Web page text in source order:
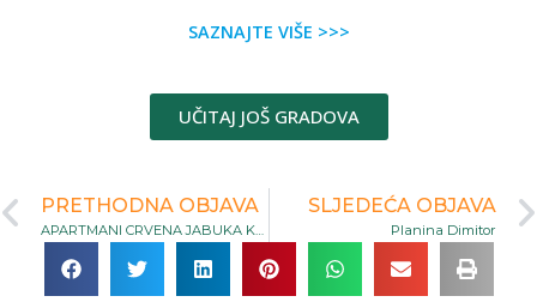
SAZNAJTE VIŠE >>>
UČITAJ JOŠ GRADOVA
PRETHODNA OBJAVA SLJEDEĆA OBJAVA
Planina Dimitor